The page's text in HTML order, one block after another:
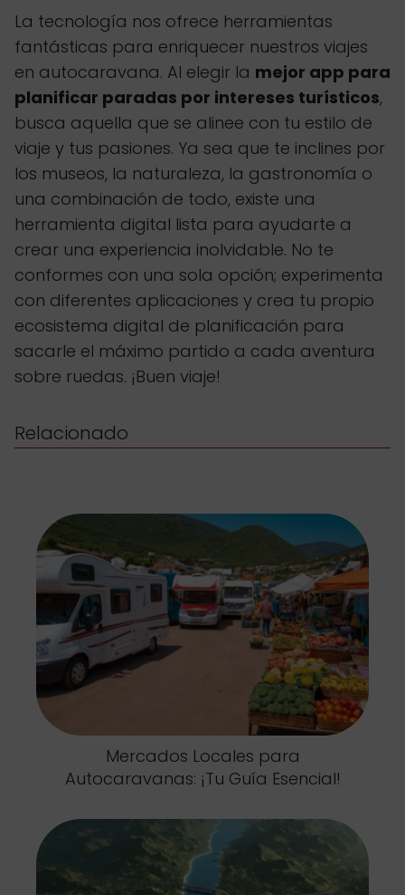
La tecnología nos ofrece herramientas
fantásticas para enriquecer nuestros viajes
en autocaravana. Al elegir la mejor app para
planificar paradas por intereses turísticos,
busca aquella que se alinee con tu estilo de
viaje y tus pasiones. Ya sea que te inclines por
los museos, la naturaleza, la gastronomía o
una combinación de todo, existe una
herramienta digital lista para ayudarte a
crear una experiencia inolvidable. No te
conformes con una sola opción; experimenta
con diferentes aplicaciones y crea tu propio
ecosistema digital de planificación para
sacarle el máximo partido a cada aventura
sobre ruedas. ¡Buen viaje!
Relacionado
Mercados Locales para
Autocaravanas: ¡Tu Guía Esencial!